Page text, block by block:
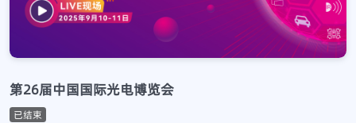
第26届中国国际光电博览会
已结束